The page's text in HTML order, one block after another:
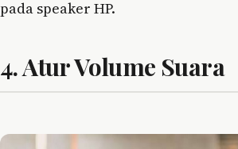
pada speaker HP.
4. Atur Volume Suara